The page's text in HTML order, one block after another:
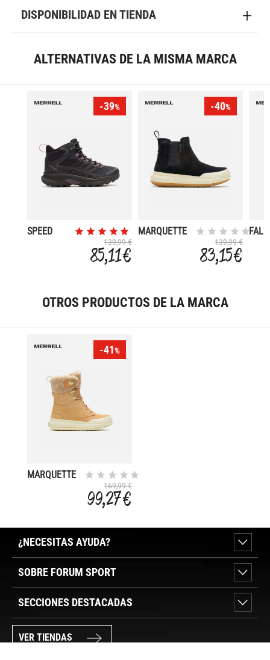
DISPONIBILIDAD EN TIENDA
ALTERNATIVAS DE LA MISMA MARCA
-39%
SPEED
139,99 €
85,11 €
-40%
MARQUETTE
139,99 €
83,15 €
OTROS PRODUCTOS DE LA MARCA
-41%
MARQUETTE
169,99 €
99,27 €
¿NECESITAS AYUDA?
SOBRE FORUM SPORT
SECCIONES DESTACADAS
VER TIENDAS